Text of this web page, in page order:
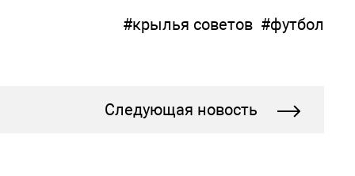
#крылья советов #футбол
Следующая новость